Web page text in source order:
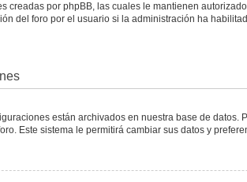
creadas por phpBB, las cuales le mantienen
del foro por el usuario si la administración ha
están archivados en nuestra base de
Este sistema le permitirá cambiar sus datos y